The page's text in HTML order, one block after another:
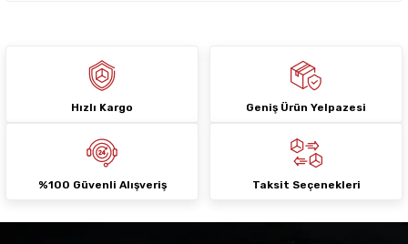
Hızlı Kargo Geniş Ürün Yelpazesi
%100 Güvenli Alışveriş Taksit Seçenekleri